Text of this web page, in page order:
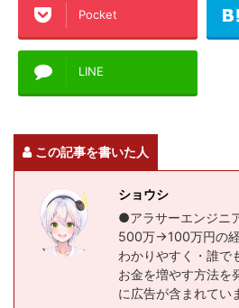
Pocket
LINE
この記事を書いた人
ショウシ
●アラサーエンジニ
500万→100万円の
わかりやすく・誰で
お金を増やす方法を
に広告が含まれてい